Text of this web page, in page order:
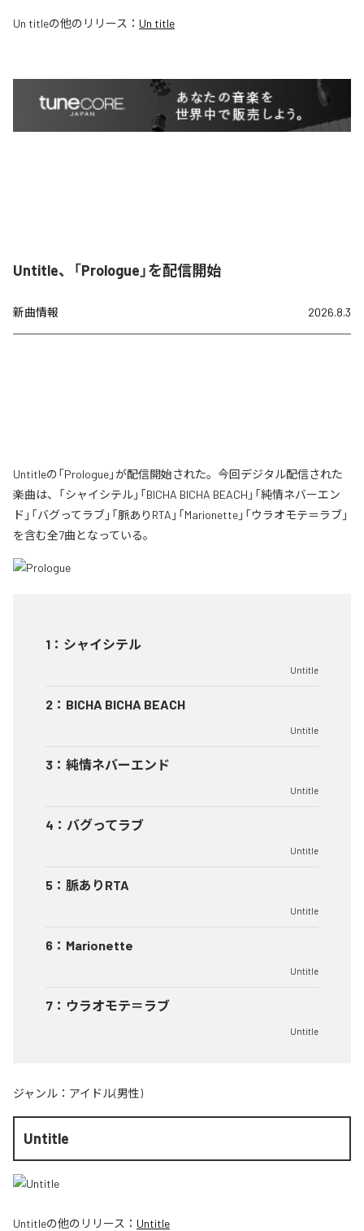
Un titleの他のリリース： Un title
Untitle、「Prologue」を配信開始
新曲情報 2026.8.3
Untitleの「Prologue」が配信開始された。今回デジタル配信された
楽曲は、「シャイシテル」「BICHA BICHA BEACH」「純情ネバーエン
ド」「バグってラブ」「脈ありRTA」「Marionette」「ウラオモテ＝ラブ」
を含む全7曲となっている。
1 ： シャイシテル
Untitle
2 ： BICHA BICHA BEACH
Untitle
3 ： 純情ネバーエンド
Untitle
4 ： バグってラブ
Untitle
5 ： 脈ありRTA
Untitle
6 ： Marionette
Untitle
7 ： ウラオモテ＝ラブ
Untitle
ジャンル： アイドル(男性)
Untitle
Untitleの他のリリース： Untitle